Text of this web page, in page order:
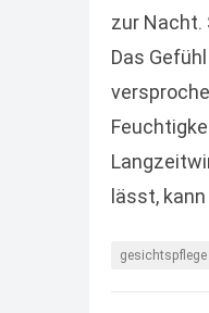
zur Nacht.
Das
lässt,
gesichtspflege